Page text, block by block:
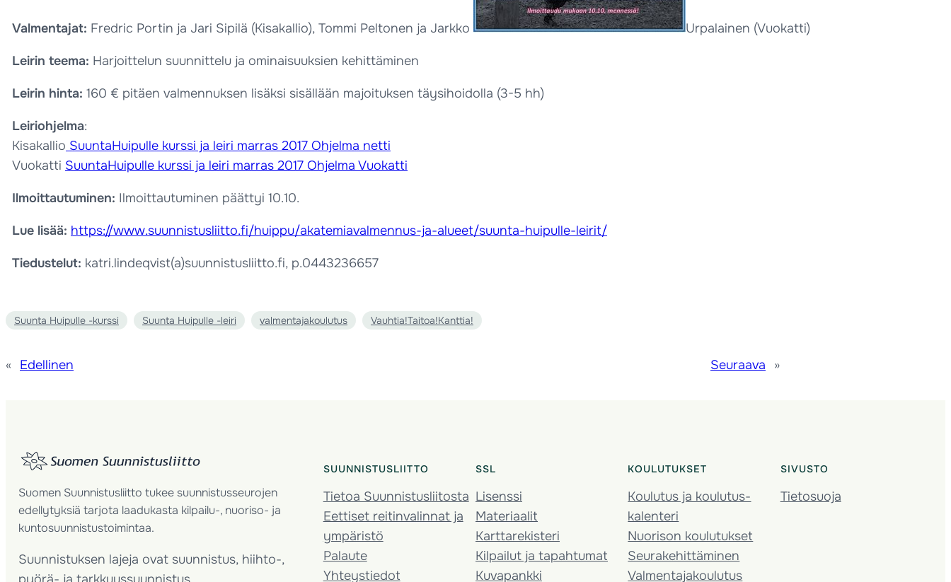
Valmentajat: Fredric Portin ja Jari Sipilä (Kisakallio), Tommi Peltonen ja Jarkko Urpalainen (Vuokatti)
Leirin teema: Harjoittelun suunnittelu ja ominaisuuksien kehittäminen
Leirin hinta: 160 € pitäen valmennuksen lisäksi sisällään majoituksen täysihoidolla (3-5 hh)
Leiriohjelma:
Kisakallio SuuntaHuipulle kurssi ja leiri marras 2017 Ohjelma netti
Vuokatti SuuntaHuipulle kurssi ja leiri marras 2017 Ohjelma Vuokatti
Ilmoittautuminen: Ilmoittautuminen päättyi 10.10.
Lue lisää: https://www.suunnistusliitto.fi/huippu/akatemiavalmennus-ja-alueet/suunta-huipulle-leirit/
Tiedustelut: katri.lindeqvist(a)suunnistusliitto.fi, p.0443236657
Suunta Huipulle -kurssi Suunta Huipulle -leiri valmentajakoulutus Vauhtia!Taitoa!Kanttia!
« Edellinen Seuraava »
Suomen Suunnistusliitto tukee suunnistusseurojen
edellytyksiä tarjota laadukasta kilpailu-, nuoriso- ja
kuntosuunnistustoimintaa.
Suunnistuksen lajeja ovat suunnistus, hiihto-,
SUUNNISTUSLIITTO
Tietoa Suunnistusliitosta
Eettiset reitinvalinnat ja
ympäristö
Palaute
Yhteystiedot
SSL
Lisenssi
Materiaalit
Karttarekisteri
Kilpailut ja tapahtumat
Kuvapankki
KOULUTUKSET
Koulutus ja koulutus­
kalenteri
Nuorison koulutukset
Seura­kehittäminen
Valmentaja­koulutus
SIVUSTO
Tietosuoja